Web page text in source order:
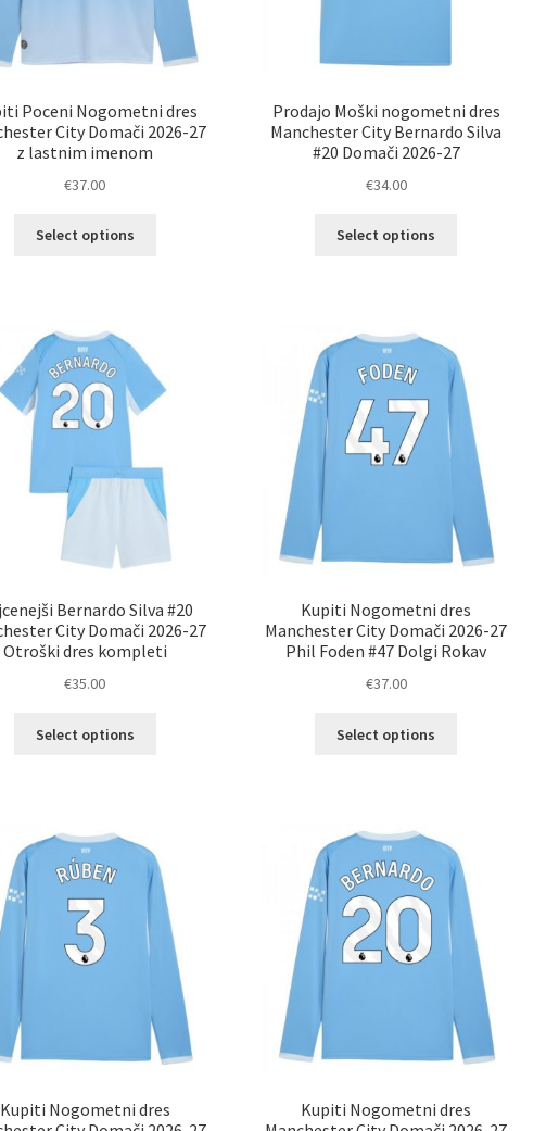
Poceni Nogometni dres
City Domači 2026-27
z lastnim imenom
€37.00
Select options
izberete
izdelka
Prodajo Moški nogometni dres
Manchester City Bernardo Silva
#20 Domači 2026-27
€34.00
Select options
lahko
izberete
na
strani
izdelka
Bernardo Silva #20
City Domači 2026-27
Otroški dres kompleti
€35.00
Select options
lahko
izberete
na
strani
izdelka
Kupiti Nogometni dres
Manchester City Domači 2026-27
Phil Foden #47 Dolgi Rokav
€37.00
Select options
lahko
izberete
na
strani
izdelka
Kupiti Nogometni dres
Kupiti Nogometni dres